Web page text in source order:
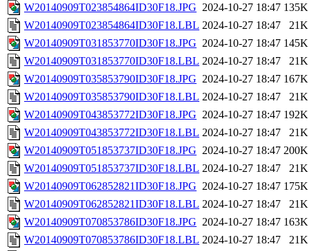
W20140909T023854864ID30F18.JPG 2024-10-27 18:47 135K
W20140909T023854864ID30F18.LBL 2024-10-27 18:47
21K
W20140909T031853770ID30F18.JPG 2024-10-27 18:47 145K
W20140909T031853770ID30F18.LBL 2024-10-27 18:47
21K
W20140909T035853790ID30F18.JPG 2024-10-27 18:47 167K
W20140909T035853790ID30F18.LBL 2024-10-27 18:47
21K
W20140909T043853772ID30F18.JPG 2024-10-27 18:47 192K
W20140909T043853772ID30F18.LBL 2024-10-27 18:47
21K
W20140909T051853737ID30F18.JPG 2024-10-27 18:47 200K
W20140909T051853737ID30F18.LBL 2024-10-27 18:47
21K
W20140909T062852821ID30F18.JPG 2024-10-27 18:47 175K
W20140909T062852821ID30F18.LBL 2024-10-27 18:47
21K
W20140909T070853786ID30F18.JPG 2024-10-27 18:47 163K
W20140909T070853786ID30F18.LBL 2024-10-27 18:47
21K